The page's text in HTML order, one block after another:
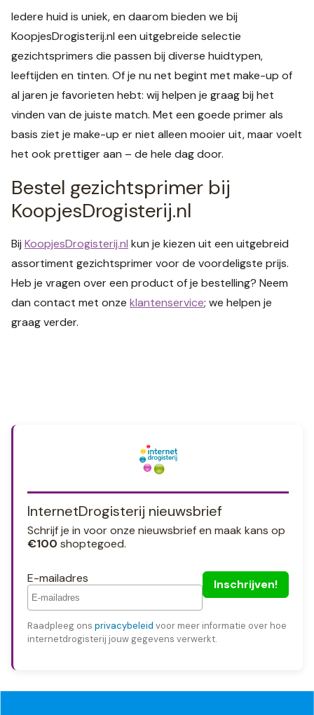
Iedere huid is uniek, en daarom bieden we bij
KoopjesDrogisterij.nl een uitgebreide selectie
gezichtsprimers die passen bij diverse huidtypen,
leeftijden en tinten. Of je nu net begint met make-up of
al jaren je favorieten hebt: wij helpen je graag bij het
vinden van de juiste match. Met een goede primer als
basis ziet je make-up er niet alleen mooier uit, maar voelt
het ook prettiger aan – de hele dag door.
Bestel gezichtsprimer bij
KoopjesDrogisterij.nl
Bij KoopjesDrogisterij.nl kun je kiezen uit een uitgebreid
assortiment gezichtsprimer voor de voordeligste prijs.
Heb je vragen over een product of je bestelling? Neem
dan contact met onze klantenservice; we helpen je
graag verder.
InternetDrogisterij nieuwsbrief
Schrijf je in voor onze nieuwsbrief en maak kans op
€100 shoptegoed.
E-mailadres
Raadpleeg ons privacybeleid voor meer informatie over hoe
internetdrogisterij jouw gegevens verwerkt.